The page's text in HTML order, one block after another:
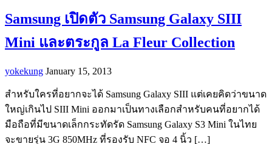
Samsung เปิดตัว Samsung Galaxy SIII
Mini และตระกูล La Fleur Collection
yokekung January 15, 2013
สำหรับใครที่อยากจะได้ Samsung Galaxy SIII แต่เคยคิดว่าขนาด
ใหญ่เกินไป SIII Mini ออกมาเป็นทางเลือกสำหรับคนที่อยากได้
มือถือที่มีขนาดเล็กกระทัดรัด Samsung Galaxy S3 Mini ในไทย
จะขายรุ่น 3G 850MHz ที่รองรับ NFC จอ 4 นิ้ว […]